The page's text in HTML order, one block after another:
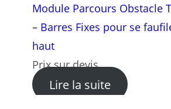
Module Parcours Obstacle
– Barres Fixes pour se
haut
Prix sur devis
Lire la suite: Module